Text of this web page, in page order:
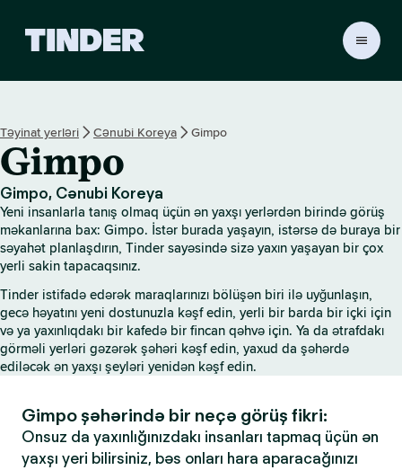
r
m
e
Təyinat yerləri Cənubi Koreya Gimpo
Gimpo
Gimpo, Cənubi Koreya
Yeni insanlarla tanış olmaq üçün ən yaxşı yerlərdən birində görüş
məkanlarına bax: Gimpo. İstər burada yaşayın, istərsə də buraya bir
səyahət planlaşdırın, Tinder sayəsində sizə yaxın yaşayan bir çox
yerli sakin tapacaqsınız.
Tinder istifadə edərək maraqlarınızı bölüşən biri ilə uyğunlaşın,
gecə həyatını yeni dostunuzla kəşf edin, yerli bir barda bir içki için
və ya yaxınlıqdakı bir kafedə bir fincan qəhvə için. Ya da ətrafdakı
görməli yerləri gəzərək şəhəri kəşf edin, yaxud da şəhərdə
ediləcək ən yaxşı şeyləri yenidən kəşf edin.
Gimpo şəhərində bir neçə görüş fikri:
Onsuz da yaxınlığınızdakı insanları tapmaq üçün ən
yaxşı yeri bilirsiniz, bəs onları hara aparacağınızı